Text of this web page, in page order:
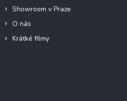
Showroom v Praze
O nás
Krátké filmy